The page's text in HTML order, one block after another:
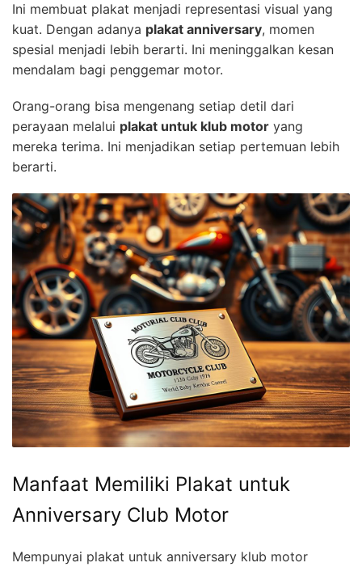
Ini membuat plakat menjadi representasi visual yang
kuat. Dengan adanya plakat anniversary, momen
spesial menjadi lebih berarti. Ini meninggalkan kesan
mendalam bagi penggemar motor.
Orang-orang bisa mengenang setiap detil dari
perayaan melalui plakat untuk klub motor yang
mereka terima. Ini menjadikan setiap pertemuan lebih
berarti.
Manfaat Memiliki Plakat untuk
Anniversary Club Motor
Mempunyai plakat untuk anniversary klub motor